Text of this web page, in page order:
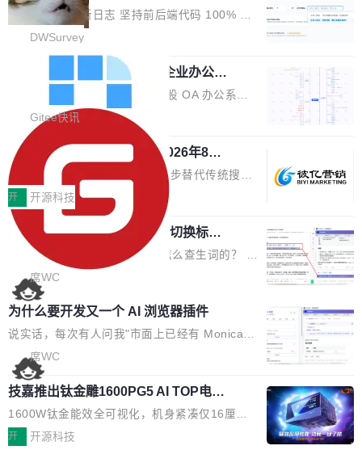
创始合伙人张鸣晨表示，AI产业化是长期产融结
合过程，早期优质技术项目需持续资本与产业资
者、产业专家、投资人围绕AI前沿技术瓶颈、行
业固有认知重构等议题展开跨界对话，聚焦行业
真实痛点与突破方向...
ws 内置应用臃肿早就是老话题了，但一款天气
应用占用内存就超过 1G 还是过于离谱——问题
个嵌在 Edge WebView 里的网页。它不是一个
「应用」，它是一个运行在浏览器引擎里的网
页，外面套了一层 Windows 的壳。 WebView2
本身就是个内存大户。它加载了完整的 Edge 渲
染引擎，包括 JavaScript 引擎...
改，考试能力升级
DWSurvey 更新日志 坚持前后端代码 100% 开
源助力企业建设自主可控的问卷调研系统 官网地
址www.diaowen.net ➔ 源码下载Gitee 仓库 ➔
本次更新新增短信验证修改已答问卷功能，提升
答卷安全性；同时升级考试能力，完善填空题判
分、防切屏等功能体验，并优化多项产品细节，
提升整体使用体验。 新增功能 01. 新增验证手
机号后查看、修改已答问卷功能 02. 新增填空题
判分功能 03. 添加协作管理员支持树形结构选择
体验优化与修复 •页面与体验优化 优化工作台首
页 UI 展示效果，提升页面使用体验。 优化防切
屏提醒规则，调整为每次切屏均触发提示，提升
考试规范性。 优化登录状...
DWSurvey
勾股 OA v6.0.2 已经发布，企业办公系
勾股 OA v6.0.2 已经发布。 勾股 OA 办公系统
是一款简单实用的开源的企业办公系统。系统集
成了系统设置、附件管理、人事管理、行政管
理、消息管理、资产管理、企业公告、知识网
盘、审批流程设置、办公审批、工作计划、工作
汇报、工作日志、日常办公、财务管理、客户管
理、合同管理、项目管理、任务管理等功能模
块。系统简约，易于功能扩展，方便二次开发，
可以用来做日常 OA，CRM，ERP，业务管理等
系统。 勾股OA6.0.2版本主要是对勾股OA 6第
一个大版本发布的部分功能细节优化和bug问题
修复的版本，具体更新日志如下： 1、补全新版
本的各个审批类型的审批单导出 2、优化各个审
Gitee快讯
942亿赛道如何选对伙伴？2026年8月G
EO公司推荐
当DeepSeek、豆包等大模型逐步替代传统搜索
成为用户获取信息的主要入口,品牌竞争的逻辑变
了:不再是争抢关键词排名,而是想办法进入AI脱
口而出的那个答案。"GEO公司推荐"这个搜索词
背后,折射的是企业面对新兴服务赛道时的集体困
惑——该信谁、看什么、怎么选。 据易观分析
《中国GEO市场产业图谱》数据,2026年中国GE
O行业规模预计达942亿元,同比增长169.7%。G
artner同期预测,传统搜索引擎访问量年内将下滑
25%,AI载体流量占比突破40%;埃森哲2025年中
国消费者调研则指出,37%的用户在有明确购买需
求时倾向于先问AI。几组数据指向一致:GEO已
从营销"加分项"变成品牌在AI时...
开 开源科技
任意网页划词 AI 问答：不用切换标签页
的效率秘诀
看英文技术文档的时候，你是怎么查生词的？ 我
猜大多数人的流程是：选中单词 → Ctrl+C → 切
到翻译标签页 → Ctrl+V → 看翻译 → 切回原
文。遇到不懂的代码片段，再切到 ChatGPT 问
一下。来回切换几次，思路早断了。 今天介绍的
开源 Chrome 扩展 AI Helper，有一个划词浮动
工具栏功能，能让你在任意网页选中文本就直接
用 AI，完全不用切换标签页。 划词工具栏是什
么 安装 AI Helper 后，在任意网页选中文本，选
区旁边会自动浮现一个工具栏： 工具 功能 典型
席WC
为什么要开发又一个 AI 浏览器插件
说实话，每次有人问我"市面上已经有 Monica、
Sider、Copilot for Chrome 这些 AI 浏览器插件
了，你为什么还要再做一个"，我都觉得这个问题
问得好。 因为我自己也是从用户变成开发者的。
现有产品的天花板 我用过不少 AI 浏览器插件。
刚开始觉得都挺好——选中一段文字，弹出解
席WC
技嘉推出钛金雕1600PG5 AI TOP电
源：为发烧级主机与本地AI算力打造旗
舰供电方案
1600W钛金能效全可视化，机身紧凑仅16厘米
继2026台北电脑展首度亮相后，技嘉科技近日正
开 开源科技